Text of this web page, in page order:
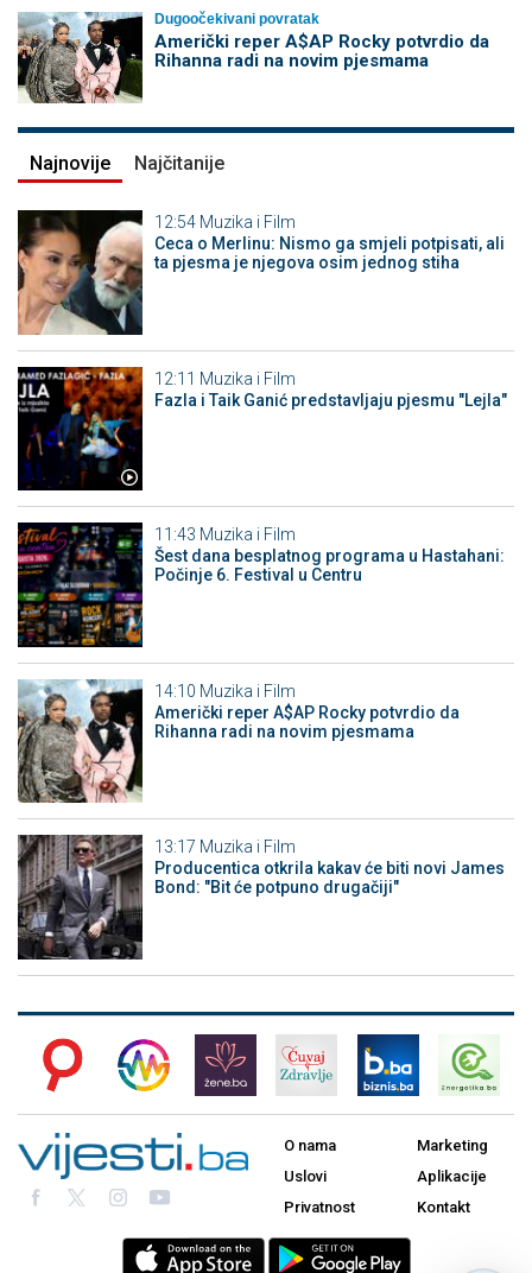
Dugoočekivani povratak
Američki reper A$AP Rocky potvrdio da
Rihanna radi na novim pjesmama
Najnovije Najčitanije
12:54 Muzika i Film
Ceca o Merlinu: Nismo ga smjeli potpisati, ali
ta pjesma je njegova osim jednog stiha
12:11 Muzika i Film
Fazla i Taik Ganić predstavljaju pjesmu "Lejla"
11:43 Muzika i Film
Šest dana besplatnog programa u Hastahani:
Počinje 6. Festival u Centru
14:10 Muzika i Film
Američki reper A$AP Rocky potvrdio da
Rihanna radi na novim pjesmama
13:17 Muzika i Film
Producentica otkrila kakav će biti novi James
Bond: "Bit će potpuno drugačiji"
O nama
Uslovi
Privatnost
Marketing
Aplikacije
Kontakt